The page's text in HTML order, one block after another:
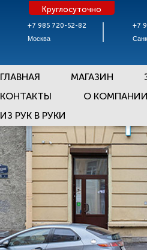
+7 985 720-52-82
Москва
Круглосуточно
+7
ГЛАВНАЯ МАГАЗИН
КОНТАКТЫ
О
ИЗ РУК В РУКИ